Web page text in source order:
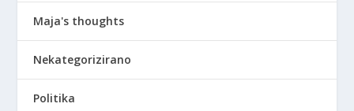
Maja's thoughts
Nekategorizirano
Politika